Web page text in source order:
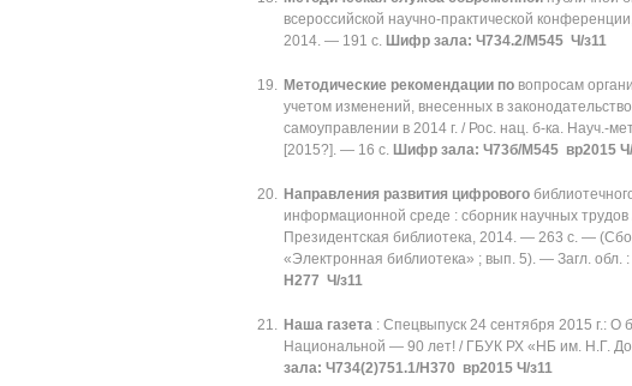
всероссийской научно-практической
2014. — 191 с. Шифр зала: Ч734.2/М545 Ч/з11
Методические рекомендации по вопросам
учетом изменений, внесенных в
самоуправлении в 2014 г. / Рос. нац. б-ка. Науч.-
[2015?]. — 16 с. Шифр зала: Ч73б/М545 вр2015
Направления развития цифрового
информационной среде : сборник научных
Президентская библиотека, 2014. — 263 с. —
«Электронная библиотека» ; вып. 5). — Загл. обл.
Н277 Ч/з11
Наша газета : Спецвыпуск 24 сентября 2015 г.: О
Национальной — 90 лет! / ГБУК РХ «НБ им. Н.Г.
зала: Ч734(2)751.1/Н370 вр2015 Ч/з11